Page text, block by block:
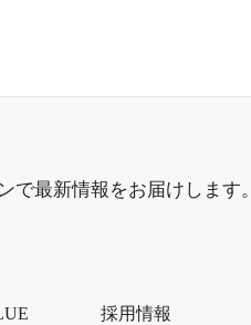
で最新情報をお届けします。
採用情報